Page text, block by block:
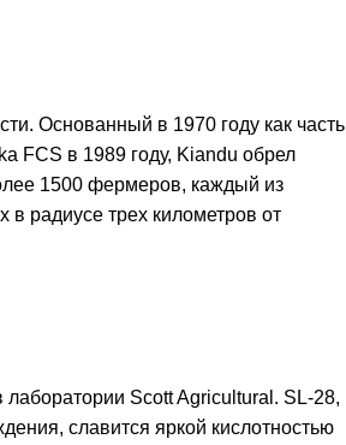
Основанный в 1970 году как часть
FCS в 1989 году, Kiandu обрел
1500 фермеров, каждый из
радиусе трех километров от
Scott Agricultural. SL-28,
славится яркой кислотностью